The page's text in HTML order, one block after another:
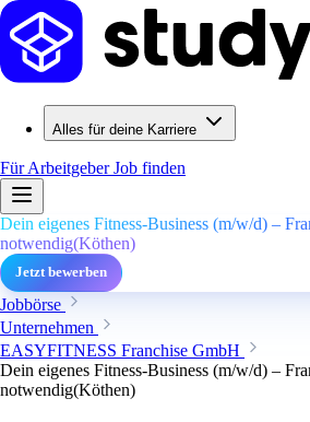
Alles für deine Karriere
Für ArbeitgeberJob finden
Dein eigenes Fitness-Business (m/w/d) –
notwendig(Köthen)
Jetzt bewerben
Jobbörse
Unternehmen
EASYFITNESS Franchise GmbH
Dein eigenes Fitness-Business (m/w/d) –
notwendig(Köthen)